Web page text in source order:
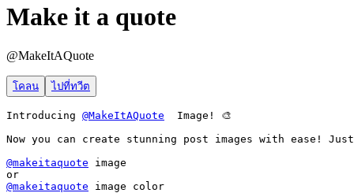
Make it a quote
@MakeItAQuote
โคลน ไปที่ทวีต
Introducing @MakeItAQuote
  Image! 🎨
Now you can create stunning post images with ease!
@makeitaquote image
@makeitaquote image color